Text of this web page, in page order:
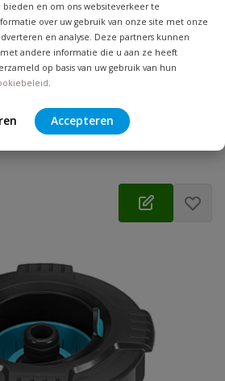
en om ons websiteverkeer te
over uw gebruik van onze site met onze
en analyse. Deze partners kunnen
andere informatie die u aan ze heeft
op basis van uw gebruik van hun
.
Accepteren
set